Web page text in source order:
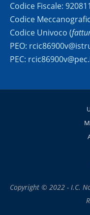
Codice Fiscale:
Codice
Codice Univoco (
PEO:
PEC:
Copyright © 2022 - I.C.